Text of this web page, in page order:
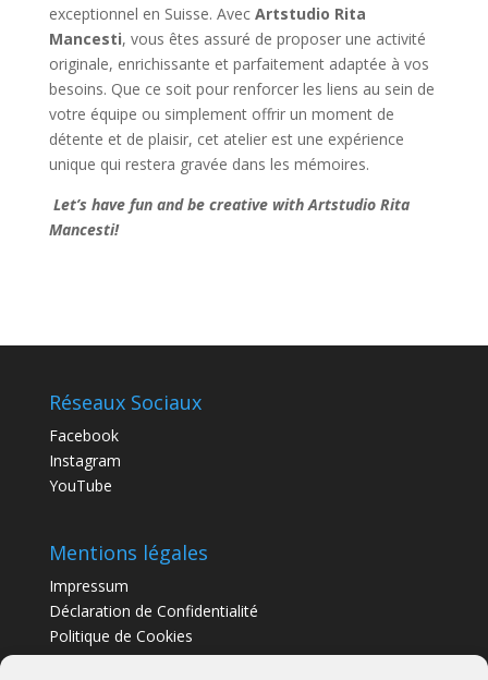
exceptionnel en Suisse. Avec Artstudio Rita
Mancesti, vous êtes assuré de proposer une activité
originale, enrichissante et parfaitement adaptée à vos
besoins. Que ce soit pour renforcer les liens au sein de
votre équipe ou simplement offrir un moment de
détente et de plaisir, cet atelier est une expérience
unique qui restera gravée dans les mémoires.
Let’s have fun and be creative with Artstudio Rita
Mancesti!
Réseaux Sociaux
Facebook
Instagram
YouTube
Mentions légales
Impressum
Déclaration de Confidentialité
Politique de Cookies